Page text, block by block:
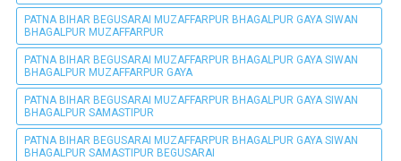
PATNA BIHAR BEGUSARAI MUZAFFARPUR BHAGALPUR GAYA SIWAN
BHAGALPUR MUZAFFARPUR
PATNA BIHAR BEGUSARAI MUZAFFARPUR BHAGALPUR GAYA SIWAN
BHAGALPUR MUZAFFARPUR GAYA
PATNA BIHAR BEGUSARAI MUZAFFARPUR BHAGALPUR GAYA SIWAN
BHAGALPUR SAMASTIPUR
PATNA BIHAR BEGUSARAI MUZAFFARPUR BHAGALPUR GAYA SIWAN
BHAGALPUR SAMASTIPUR BEGUSARAI